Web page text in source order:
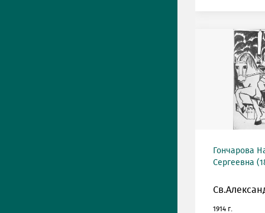
Гончарова
Сергеевна
1914 г.